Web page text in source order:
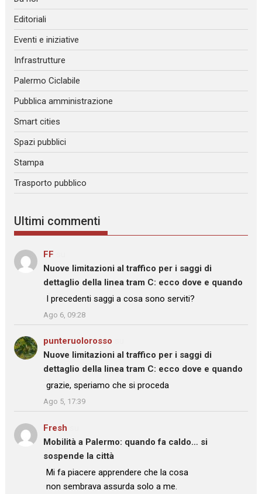
Editoriali
Eventi e iniziative
Infrastrutture
Palermo Ciclabile
Pubblica amministrazione
Smart cities
Spazi pubblici
Stampa
Trasporto pubblico
Ultimi commenti
FF
Nuove limitazioni al traffico per i saggi di
dettaglio della linea tram C: ecco dove e quando
: “I precedenti saggi a cosa sono serviti?
Ago 6, 09:28
punteruolorosso
Nuove limitazioni al traffico per i saggi di
dettaglio della linea tram C: ecco dove e quando
: “
grazie, speriamo che si proceda
”
Ago 5, 17:39
Fresh
Mobilità a Palermo: quando fa caldo… si
sospende la città
: “
Mi fa piacere apprendere che la cosa
non sembrava assurda solo a me.
”